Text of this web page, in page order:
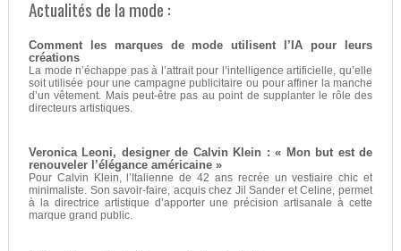
Actualités de la mode :
Comment les marques de mode utilisent l’IA pour leurs
créations
La mode n’échappe pas à l’attrait pour l’intelligence artificielle, qu’elle
soit utilisée pour une campagne publicitaire ou pour affiner la manche
d’un vêtement. Mais peut-être pas au point de supplanter le rôle des
directeurs artistiques.
Veronica Leoni, designer de Calvin Klein : « Mon but est de
renouveler l’élégance américaine »
Pour Calvin Klein, l’Italienne de 42 ans recrée un vestiaire chic et
minimaliste. Son savoir-faire, acquis chez Jil Sander et Celine, permet
à la directrice artistique d’apporter une précision artisanale à cette
marque grand public.